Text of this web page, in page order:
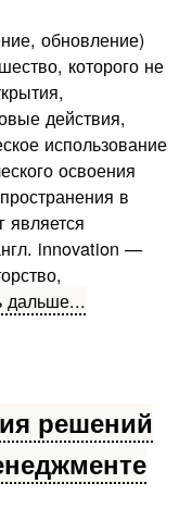
обновление)
которого не
действия,
использование
освоения
в
является
innovation —
дальше...
решений